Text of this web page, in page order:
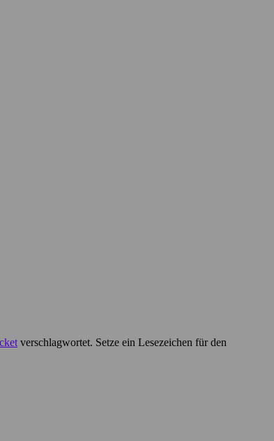
verschlagwortet. Setze ein Lesezeichen für den